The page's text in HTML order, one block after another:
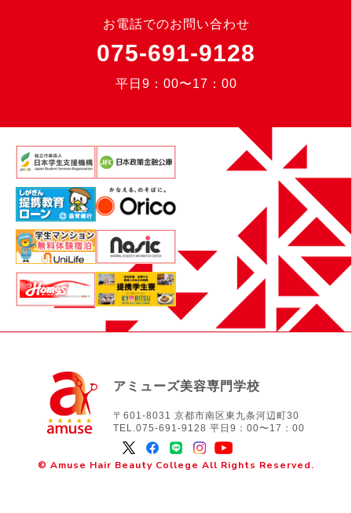
お電話でのお問い合わせ
075-691-9128
平日9：00〜17：00
アミューズ美容専門学校
〒601-8031 京都市南区東九条河辺町30
TEL.075-691-9128 平日9：00〜17：00
© Amuse Hair Beauty College All Rights Reserved.